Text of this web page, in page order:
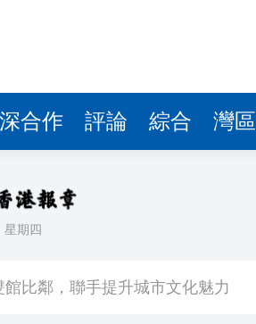
合作 評論 綜合 灣區
星期四
變